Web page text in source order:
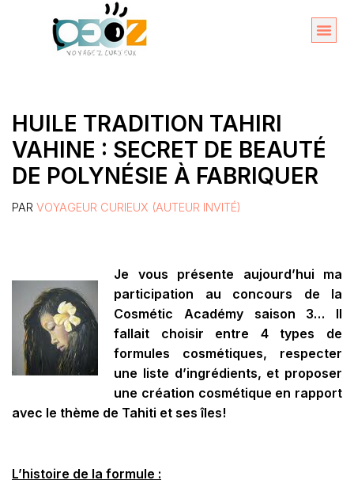
HUILE TRADITION TAHIRI
VAHINE : SECRET DE BEAUTÉ
DE POLYNÉSIE À FABRIQUER
PAR VOYAGEUR CURIEUX (AUTEUR INVITÉ)
Je vous présente aujourd’hui ma
participation au concours de la
Cosmétic Académy saison 3… Il
fallait choisir entre 4 types de
formules cosmétiques, respecter
une liste d’ingrédients, et proposer
une création cosmétique en rapport
avec le thème de Tahiti et ses îles!
L’histoire de la formule :